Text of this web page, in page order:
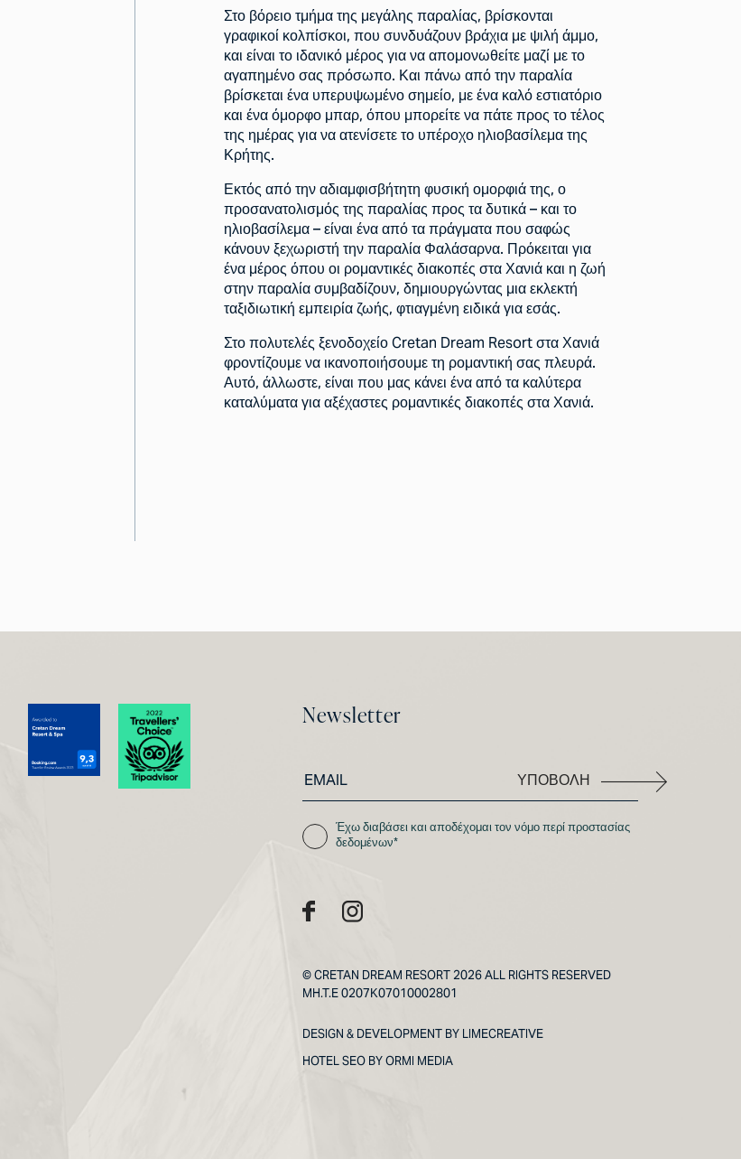
Στο βόρειο τμήμα της μεγάλης παραλίας, βρίσκονται
γραφικοί κολπίσκοι, που συνδυάζουν βράχια με ψιλή άμμο,
και είναι το ιδανικό μέρος για να απομονωθείτε μαζί με το
αγαπημένο σας πρόσωπο. Και πάνω από την παραλία
βρίσκεται ένα υπερυψωμένο σημείο, με ένα καλό εστιατόριο
και ένα όμορφο μπαρ, όπου μπορείτε να πάτε προς το τέλος
της ημέρας για να ατενίσετε το υπέροχο ηλιοβασίλεμα της
Κρήτης.
Εκτός από την αδιαμφισβήτητη φυσική ομορφιά της, ο
προσανατολισμός της παραλίας προς τα δυτικά – και το
ηλιοβασίλεμα – είναι ένα από τα πράγματα που σαφώς
κάνουν ξεχωριστή την παραλία Φαλάσαρνα. Πρόκειται για
ένα μέρος όπου οι ρομαντικές διακοπές στα Χανιά και η ζωή
στην παραλία συμβαδίζουν, δημιουργώντας μια εκλεκτή
ταξιδιωτική εμπειρία ζωής, φτιαγμένη ειδικά για εσάς.
Στο πολυτελές ξενοδοχείο Cretan Dream Resort στα Χανιά
φροντίζουμε να ικανοποιήσουμε τη ρομαντική σας πλευρά.
Αυτό, άλλωστε, είναι που μας κάνει ένα από τα καλύτερα
καταλύματα για αξέχαστες ρομαντικές διακοπές στα Χανιά.
Newsletter
Έχω διαβάσει και αποδέχομαι τον νόμο περί προστασίας
δεδομένων*
ΥΠΟΒΟΛΉ
© CRETAN DREAM RESORT 2026 ALL RIGHTS RESERVED
MH.T.E 0207Κ07010002801
DESIGN & DEVELOPMENT BYLIMECREATIVE
HOTEL SEO BYORMI MEDIA